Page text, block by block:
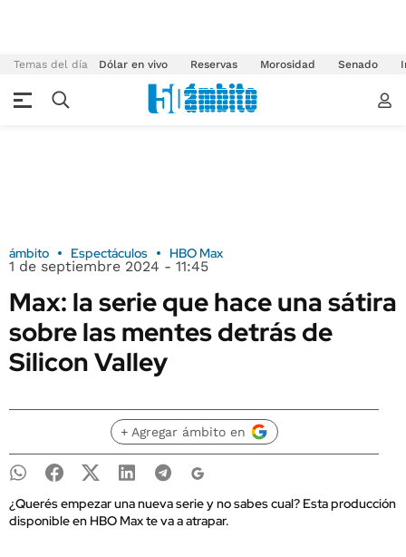
Temas del día Dólar en vivo Reservas Morosidad Senado
ámbito Espectáculos HBO Max
1 de septiembre 2024 - 11:45
Max: la serie que hace una sátira
sobre las mentes detrás de
Silicon Valley
+ Agregar ámbito en
¿Querés empezar una nueva serie y no sabes cual? Esta producción
disponible en HBO Max te va a atrapar.